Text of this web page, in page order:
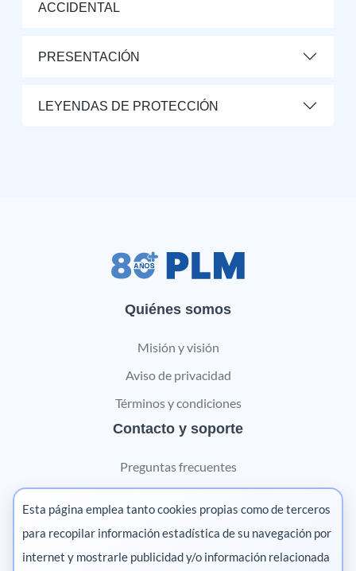
ACCIDENTAL
PRESENTACIÓN
LEYENDAS DE PROTECCIÓN
Quiénes somos
Misión y visión
Aviso de privacidad
Términos y condiciones
Contacto y soporte
Preguntas frecuentes
Contáctanos
Marketing digital
Pharma
Esta página emplea tanto cookies propias como de terceros
para recopilar información estadística de su navegación por
internet y mostrarle publicidad y/o información relacionada